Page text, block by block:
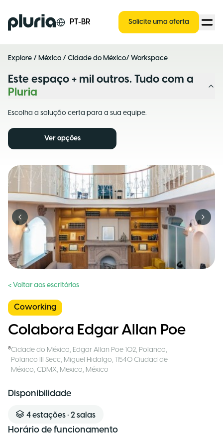
Logo Pluria PT-BR Solicite uma oferta
Explore / México / Cidade do México/ Workspace
Este espaço + mil outros. Tudo com a
Pluria
Escolha a solução certa para a sua equipe.
Ver opções
Previous slide Next
< Voltar aos escritórios
Coworking
Colabora Edgar Allan Poe
Cidade do México, Edgar Allan Poe 102, Polanco,
Polanco III Secc, Miguel Hidalgo, 11540 Ciudad de
México, CDMX, Mexico, México
Disponibilidade
4estações • 2 salas
Horário de funcionamento